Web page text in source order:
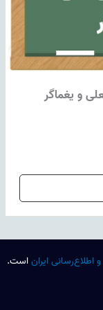
و یغماگر
ایراناست.